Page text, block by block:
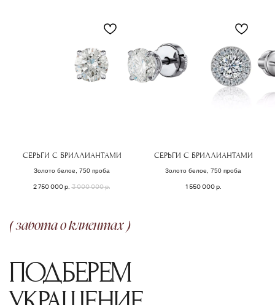
СЕРЬГИ С БРИЛЛИАНТАМИ
Золото белое, 750 проба
2 750 000р. 3 000 000р.
СЕРЬГИ С БРИЛЛИАНТАМИ
Золото белое, 750 проба
1 550 000р.
ОСТАВИТЬ ЗАЯВКУ
Добавьте товар в корзину и введите
свои контактные данные
во всплывающем окне
ОФОРМЛЕНИЕ ЗАКАЗА